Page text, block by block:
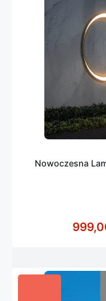
Nowoczesna